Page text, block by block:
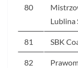
80
Lublina
81 SBK
82